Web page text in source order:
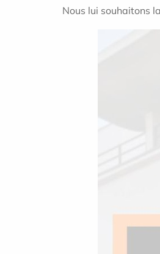
Nous lui souhaitons